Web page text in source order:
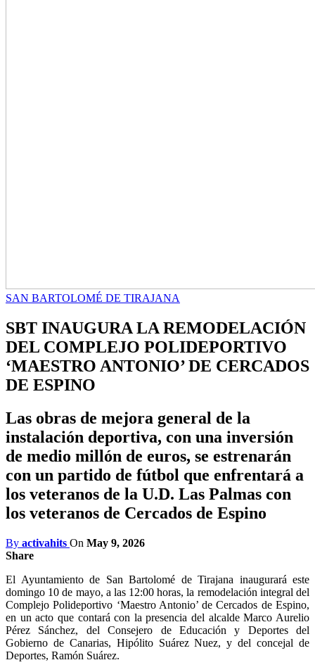
SAN BARTOLOMÉ DE TIRAJANA
SBT INAUGURA LA REMODELACIÓN
DEL COMPLEJO POLIDEPORTIVO
‘MAESTRO ANTONIO’ DE CERCADOS
DE ESPINO
Las obras de mejora general de la
instalación deportiva, con una inversión
de medio millón de euros, se estrenarán
con un partido de fútbol que enfrentará a
los veteranos de la U.D. Las Palmas con
los veteranos de Cercados de Espino
By activahits On May 9, 2026
Share
El Ayuntamiento de San Bartolomé de Tirajana inaugurará este
domingo 10 de mayo, a las 12:00 horas, la remodelación integral del
Complejo Polideportivo ‘Maestro Antonio’ de Cercados de Espino,
en un acto que contará con la presencia del alcalde Marco Aurelio
Pérez Sánchez, del Consejero de Educación y Deportes del
Gobierno de Canarias, Hipólito Suárez Nuez, y del concejal de
Deportes, Ramón Suárez.